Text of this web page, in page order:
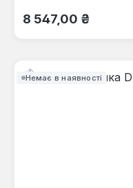
Звичайна ціна:
8 547,00 ₴
Немає в наявності